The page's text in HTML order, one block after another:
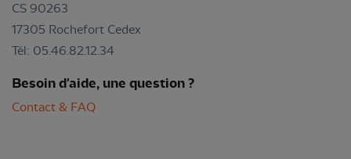
CS 90263
17305 Rochefort Cedex
Tél: 05.46.82.12.34
Besoin d'aide, une question ?
Contact & FAQ